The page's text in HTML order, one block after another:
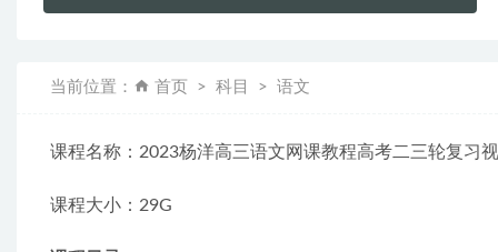
当前位置： 首页 科目 语文
课程名称：2023杨洋高三语文网课教程高考二三轮复习
课程大小：29G